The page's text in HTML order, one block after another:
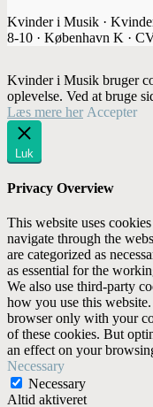
Kvinder i Musik ·
8-10 · København K ·
Kvinder i Musik bruger
oplevelse. Ved at bruge
Læs mere her Accepter
Luk
Privacy Overview
This website uses
navigate through the
are categorized as
as essential for the
We also use third-party
how you use this
browser only with your
of these cookies. But
an effect on your
Necessary
Necessary
Altid aktiveret